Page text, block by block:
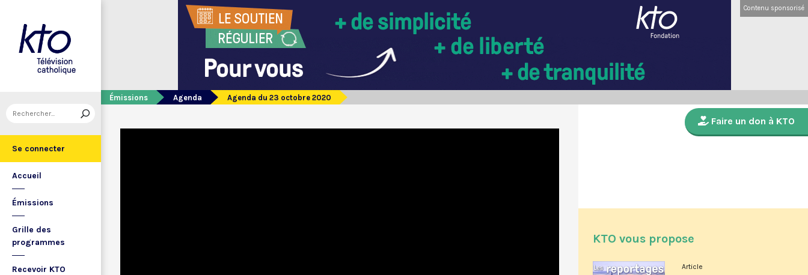
Se connecter
Accueil
Émissions
Grille des
programmes
Recevoir KTO
Contenu sponsorisé
Émissions Agenda Agenda du 23 octobre 2020
Faire un don à KTO
KTO vous propose
Article